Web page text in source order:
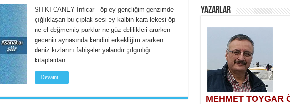
SITKI CANEY İnficar öp ey gençliğim genzimde
çığlıklaşan bu çıplak sesi ey kalbin kara lekesi öp
ne el değmemiş parklar ne güz delilikleri ararken
gecenin aynasında kendini erkekliğim ararken
deniz kızlarını fahişeler yalandır çılgınlığı
kitaplardan …
Devamı...
YAZARLAR
MEHMET TOYGAR